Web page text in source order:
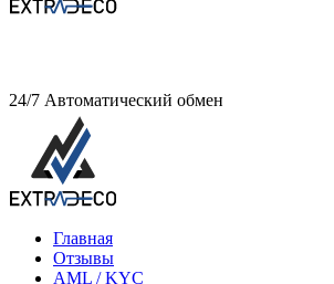
24/7 Автоматический обмен
Главная
Отзывы
AML / KYC